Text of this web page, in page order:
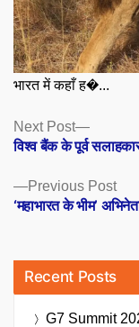
भारत में कहाँ ह�...
Posts
navigation
Previous Post
‘महाभारत के भीम’
Next Post
Next
post:
विश्व बैंक के पूर्व
Recent Posts
G7 Summit